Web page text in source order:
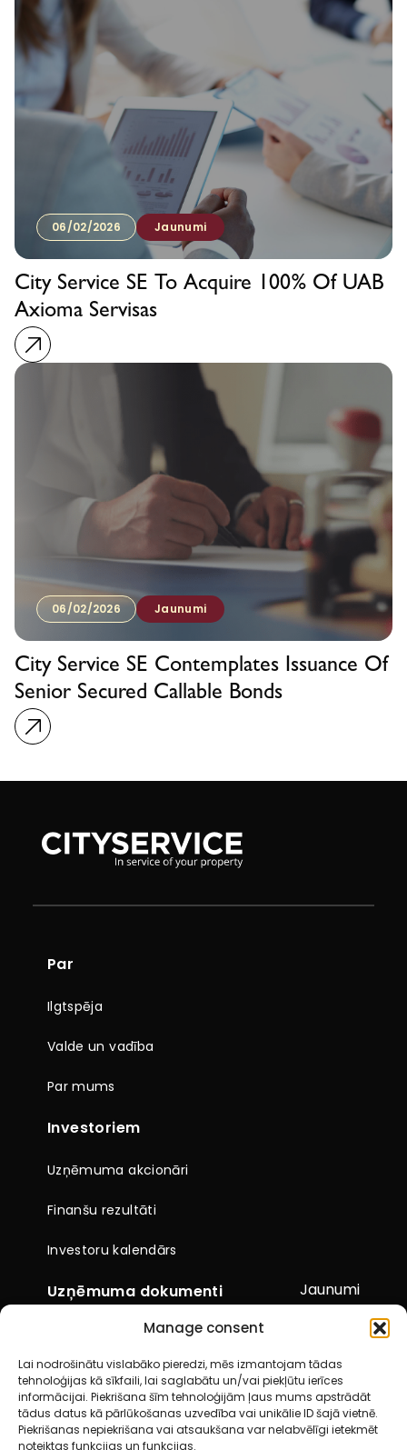
Manage consent
Lai nodrošinātu vislabāko pieredzi, mēs izmantojam tādas
tehnoloģijas kā sīkfaili, lai saglabātu un/vai piekļūtu ierīces
informācijai. Piekrišana šīm tehnoloģijām ļaus mums apstrādāt
tādus datus kā pārlūkošanas uzvedība vai unikālie ID šajā vietnē.
Piekrišanas nepiekrišana vai atsaukšana var nelabvēlīgi ietekmēt
noteiktas funkcijas un funkcijas.
06/02/2026 Jaunumi
City Service SE To Acquire 100% Of UAB
Axioma Servisas
06/02/2026 Jaunumi
City Service SE Contemplates Issuance Of
Senior Secured Callable Bonds
Par
Ilgtspēja
Valde un vadība
Par mums
Investoriem
Uzņēmuma akcionāri
Finanšu rezultāti
Investoru kalendārs
Uzņēmuma dokumenti
Citi dokumenti
Pārskati un paziņojumi
Akcionāru kopsapulces
Jaunumi